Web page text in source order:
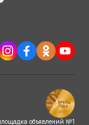
объявлений №1